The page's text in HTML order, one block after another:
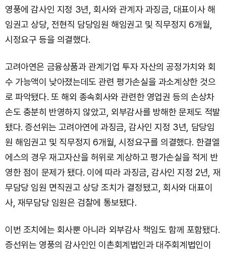
영풍에 감사인 지정 3년, 회사와 관계자 과징금, 대표이사 해
임권고 상당, 전현직 담당임원 해임권고 및 직무정지 6개월,
시정요구 등을 의결했다.
고려아연은 금융상품과 관계기업 투자 자산의 공정가치와 회
수 가능액이 낮아졌는데도 관련 평가손실을 과소계상한 것으
로 파악됐다. 또 해외 종속회사와 관련한 영업권 등의 손상차
손도 충분히 반영하지 않았고, 외부감사를 방해한 문제도 적발
됐다. 증선위는 고려아연에 과징금, 감사인 지정 3년, 담당임
원 해임권고 및 직무정지 6개월, 시정요구를 의결했다. 한결엘
에스의 경우 재고자산을 허위로 계상하고 평가손실을 적게 반
영한 점이 문제가 됐다. 이에 따라 과징금, 감사인 지정 2년, 재
무담당 임원 면직권고 상당 조치가 결정됐고, 회사와 대표이
사, 재무담당 임원은 검찰에 통보됐다.
이번 조치에는 회사뿐 아니라 외부감사 책임도 함께 포함됐다.
증선위는 영풍의 감사인인 이촌회계법인과 대주회계법인이